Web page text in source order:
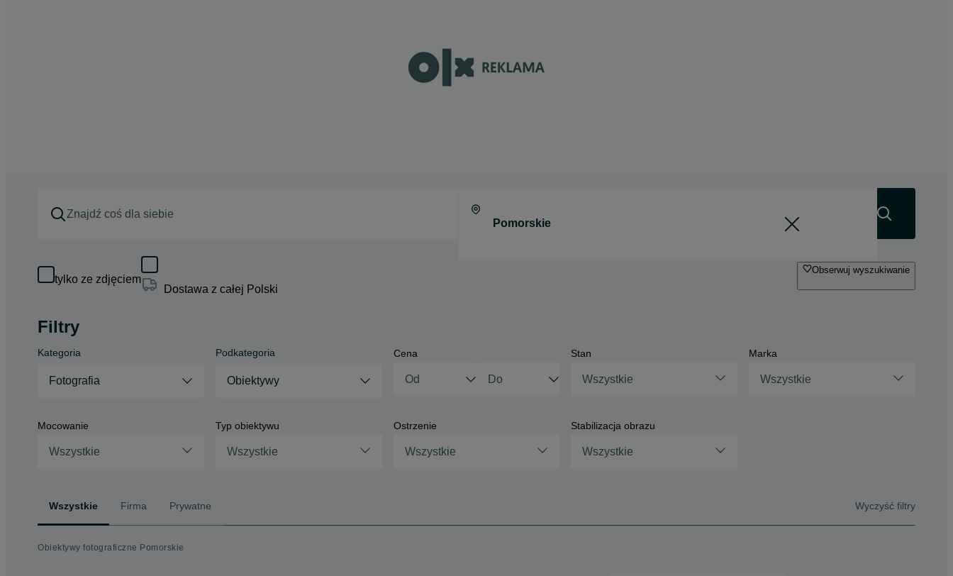
tylko ze zdjęciem
Dostawa z całej Polski
Obserwuj wyszukiwanie
Filtry
Kategoria
Fotografia
Podkategoria
Obiektywy
Cena Stan
Wszystkie
Marka
Wszystkie
Mocowanie
Wszystkie
Typ obiektywu
Wszystkie
Ostrzenie
Wszystkie
Stabilizacja obrazu
Wszystkie
Wszystkie Firma Prywatne Wyczyść filtry
Obiektywy fotograficzne Pomorskie